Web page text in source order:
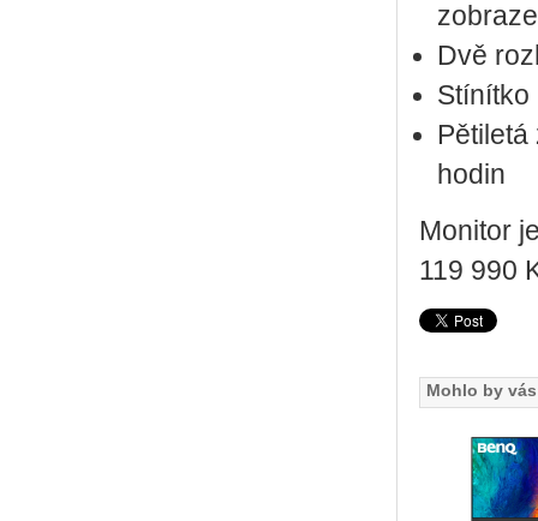
Dvě
Stínítko
hodin
Monitor
119 990
Mohlo by